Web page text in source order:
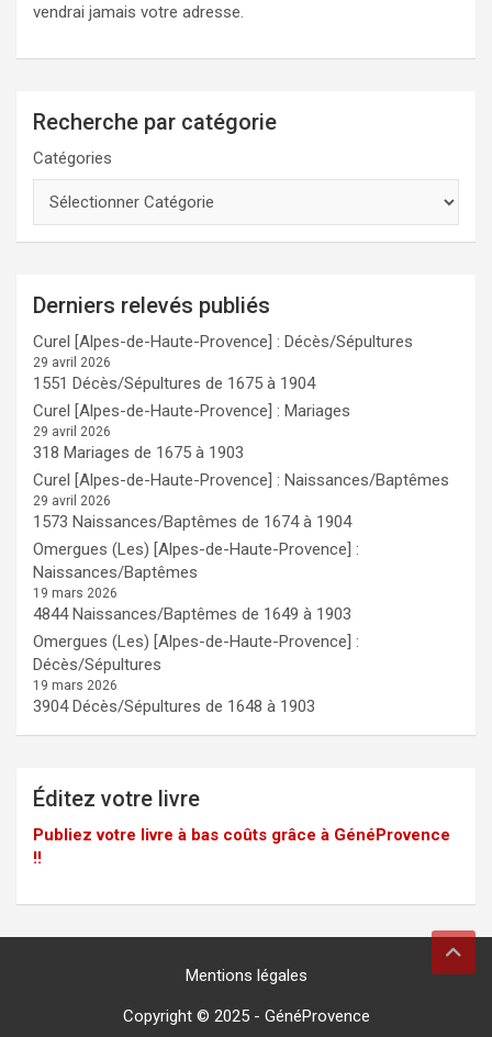
vendrai jamais votre adresse.
Recherche par catégorie
Catégories
Derniers relevés publiés
Curel [Alpes-de-Haute-Provence] : Décès/Sépultures
29 avril 2026
1551 Décès/Sépultures de 1675 à 1904
Curel [Alpes-de-Haute-Provence] : Mariages
29 avril 2026
318 Mariages de 1675 à 1903
Curel [Alpes-de-Haute-Provence] : Naissances/Baptêmes
29 avril 2026
1573 Naissances/Baptêmes de 1674 à 1904
Omergues (Les) [Alpes-de-Haute-Provence] :
Naissances/Baptêmes
19 mars 2026
4844 Naissances/Baptêmes de 1649 à 1903
Omergues (Les) [Alpes-de-Haute-Provence] :
Décès/Sépultures
19 mars 2026
3904 Décès/Sépultures de 1648 à 1903
Éditez votre livre
Publiez votre livre à bas coûts grâce à GénéProvence
!!
Mentions légales
Copyright © 2025 - GénéProvence